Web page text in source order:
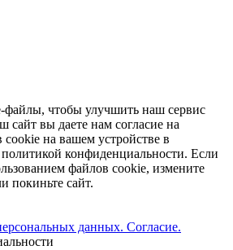
чтобы улучшить наш сервис
сайт вы даете нам согласие на
cookie на вашем устройстве в
конфиденциальности. Если
файлов cookie, измените
покиньте сайт.
данных. Согласие.